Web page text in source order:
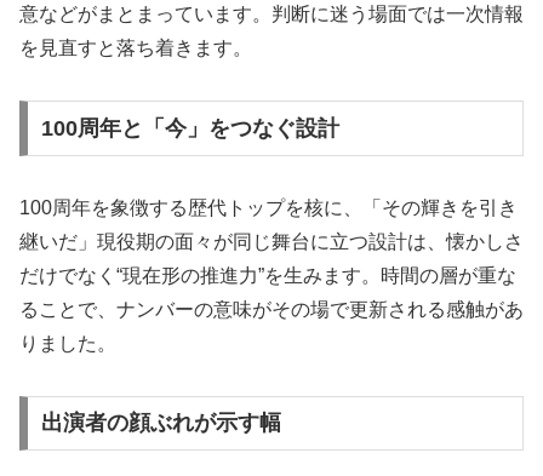
意などがまとまっています。判断に迷う場面では一次情報
を見直すと落ち着きます。
100周年と「今」をつなぐ設計
100周年を象徴する歴代トップを核に、「その輝きを引き
継いだ」現役期の面々が同じ舞台に立つ設計は、懐かしさ
だけでなく“現在形の推進力”を生みます。時間の層が重な
ることで、ナンバーの意味がその場で更新される感触があ
りました。
出演者の顔ぶれが示す幅